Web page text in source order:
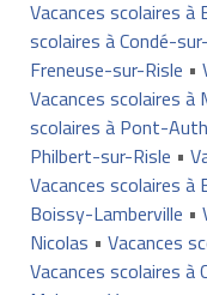
Vacances scolaires
scolaires à Condé-
Freneuse-sur-Risle •
Vacances scolaires
scolaires à Pont-
Philbert-sur-Risle •
Vacances scolaires à
Boissy-Lamberville •
Nicolas • Vacances
Vacances scolaires à